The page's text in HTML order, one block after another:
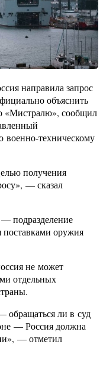
направила запрос
объяснить
«Мистралю», сообщил
военно-техническому
получения
— сказал
подразделение
оружия
не может
отдельных
ли в суд
— Россия должна
— отметил